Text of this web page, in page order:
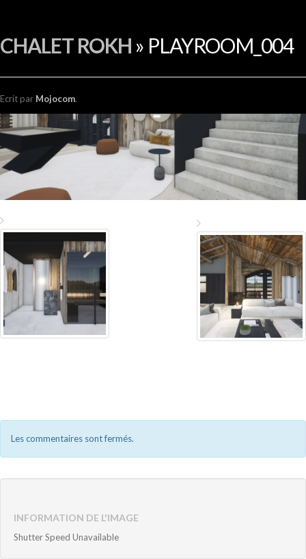
CHALET ROKH » PLAYROOM_004
Ecrit par Mojocom.
Les commentaires sont fermés.
INFORMATION DE L'IMAGE
Shutter Speed Unavailable